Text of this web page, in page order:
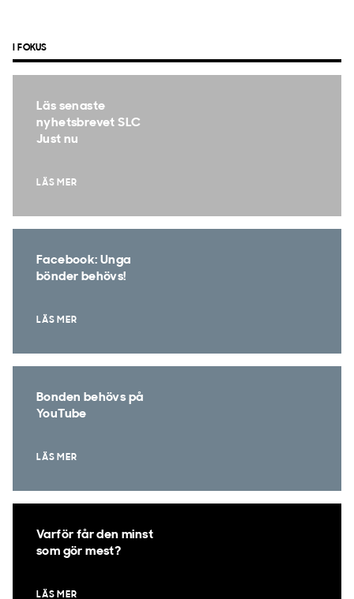
I FOKUS
Läs senaste
nyhetsbrevet SLC
Just nu
LÄS MER
Facebook: Unga
bönder behövs!
LÄS MER
Bonden behövs på
YouTube
LÄS MER
Varför får den minst
som gör mest?
LÄS MER